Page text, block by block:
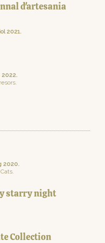
d'artesania
2021.
2022.
2020.
starry night
Collection